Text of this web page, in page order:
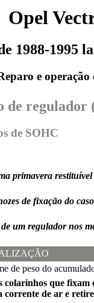
Opel
1988-1995
e
de
de SOHC
primavera
de fixação do
um regulador nos
de peso do
colarinhos que
corrente de ar e